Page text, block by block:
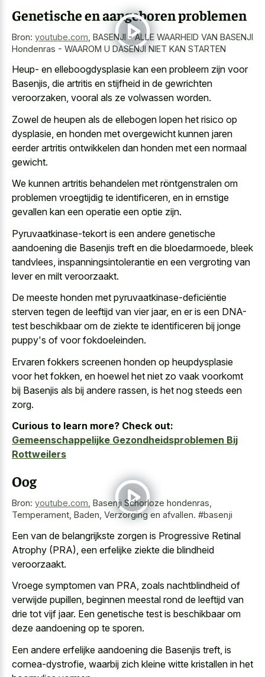
Genetische en aangeboren problemen
Bron: youtube.com BASENJI - ALLE WAARHEID VAN BASENJI
Hondenras - WAAROM U DASENJI NIET KAN STARTEN
Heup- en elleboogdysplasie kan een probleem zijn voor
Basenjis, die artritis en stijfheid in de gewrichten
veroorzaken, vooral als ze volwassen worden.
Zowel de heupen als de ellebogen lopen het risico op
dysplasie, en honden met overgewicht kunnen jaren
eerder artritis ontwikkelen dan honden met een normaal
gewicht.
We kunnen artritis behandelen met röntgenstralen om
problemen vroegtijdig te identificeren, en in ernstige
gevallen kan een operatie een optie zijn.
Pyruvaatkinase-tekort is een andere genetische
aandoening die Basenjis treft en die bloedarmoede, bleek
tandvlees, inspanningsintolerantie en een vergroting van
lever en milt veroorzaakt.
De meeste honden met pyruvaatkinase-deficiëntie
sterven tegen de leeftijd van vier jaar, en er is een DNA-
test beschikbaar om de ziekte te identificeren bij jonge
puppy's of voor fokdoeleinden.
Ervaren fokkers screenen honden op heupdysplasie
voor het fokken, en hoewel het niet zo vaak voorkomt
bij Basenjis als bij andere rassen, is het nog steeds een
zorg.
Curious to learn more? Check out:
Gemeenschappelijke Gezondheidsproblemen Bij
Rottweilers
Oog
Bron: youtube.com, Basenji Schorloze hondenras,
Temperament, Baden, Verzorging en afvallen. #basenji
Een van de belangrijkste zorgen is Progressive Retinal
Atrophy (PRA), een erfelijke ziekte die blindheid
veroorzaakt.
Vroege symptomen van PRA, zoals nachtblindheid of
verwijde pupillen, beginnen meestal rond de leeftijd van
drie tot vijf jaar. Een genetische test is beschikbaar om
deze aandoening op te sporen.
Een andere erfelijke aandoening die Basenjis treft, is
cornea-dystrofie, waarbij zich kleine witte kristallen in het